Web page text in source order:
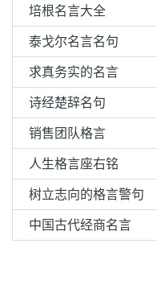
培根名言大全
泰戈尔名言名句
求真务实的名言
诗经楚辞名句
销售团队格言
人生格言座右铭
树立志向的格言警句
中国古代经商名言